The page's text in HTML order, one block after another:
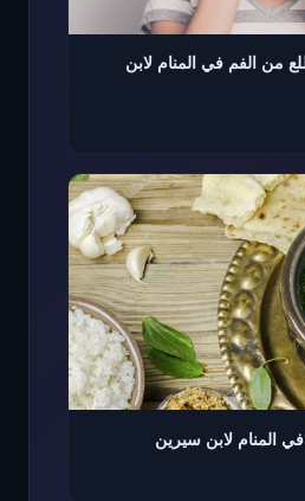
من الفم في المنام لابن
المنام لابن سيرين